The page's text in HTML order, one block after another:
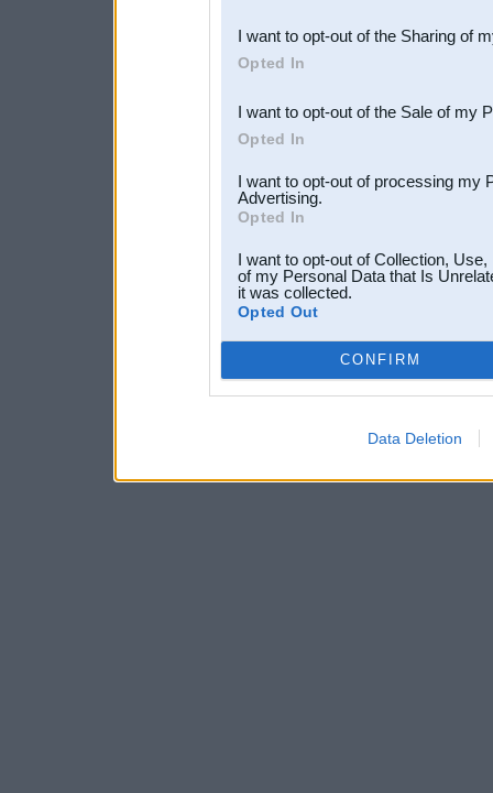
Downstream Participants
third parties.
I want to opt-out of the Sharing of
Opted In
I want to opt-out of the Sale of my
Opted In
I want to opt-out of processing my
Advertising.
Opted In
I want to opt-out of Collection,
of my Personal Data that Is
it was collected.
Opted Out
CONFIRM
Data Deletion